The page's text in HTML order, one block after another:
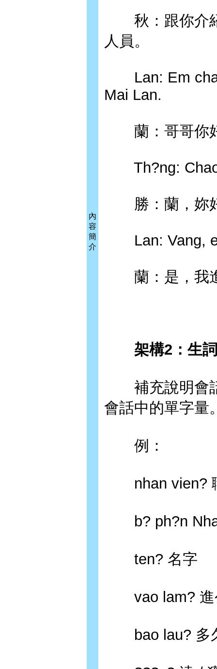
內
容
簡
介
秋：跟你介紹
人員。
Lan: Em
Mai Lan.
蘭：哥哥你好
Th?ng: Chao
勝：蘭，妳好
Lan: Vang,
蘭：是，我進
架構2：生詞
補充說明會話
會話中的單字量
例：
nhan vien?
b? ph?n
ten? 名字
vao lam? 進
bao lau? 多